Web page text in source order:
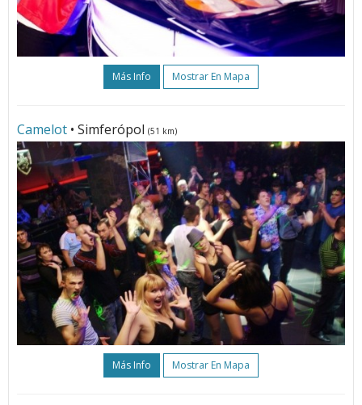
Más Info Mostrar En Mapa
Camelot • Simferópol (51 km)
Más Info Mostrar En Mapa